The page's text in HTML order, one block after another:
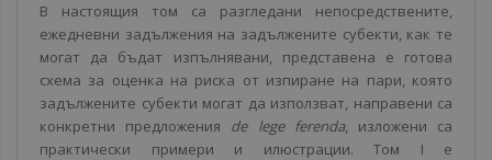
В настоящия том са разгледани непосредствените,
ежедневни задължения на задължените субекти, как те
могат да бъдат изпълнявани, представена е готова
схема за оценка на риска от изпиране на пари, която
задължените субекти могат да използват, направени са
конкретни предложения de lege ferenda, изложени са
практически примери и илюстрации. Том I e